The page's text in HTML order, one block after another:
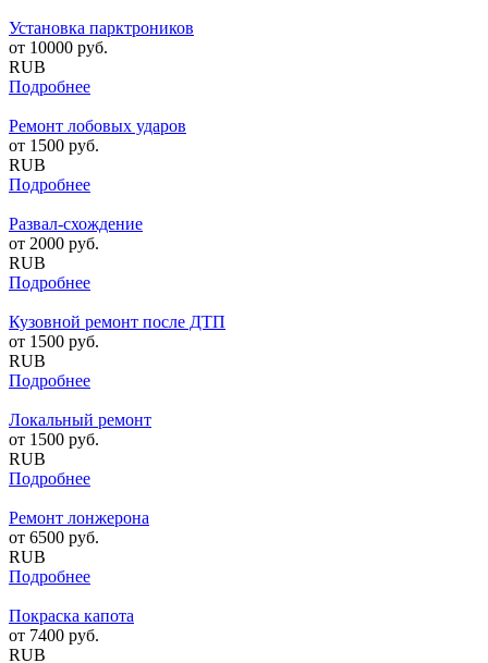
Установка парктроников
от 10000 руб.
RUB
Подробнее
Ремонт лобовых ударов
от 1500 руб.
RUB
Подробнее
Развал-схождение
от 2000 руб.
RUB
Подробнее
Кузовной ремонт после ДТП
от 1500 руб.
RUB
Подробнее
Локальный ремонт
от 1500 руб.
RUB
Подробнее
Ремонт лонжерона
от 6500 руб.
RUB
Подробнее
Покраска капота
от 7400 руб.
RUB